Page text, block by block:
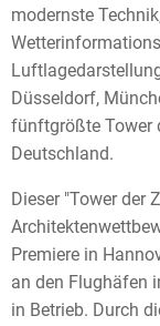
modernste
Düsseldorf,
fünftgrößte Tower
Deutschland.
Dieser "Tower der
Premiere in
an den Flughäfen
in Betrieb. Durch